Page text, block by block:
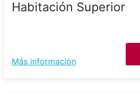
Habitación Superior
Más información